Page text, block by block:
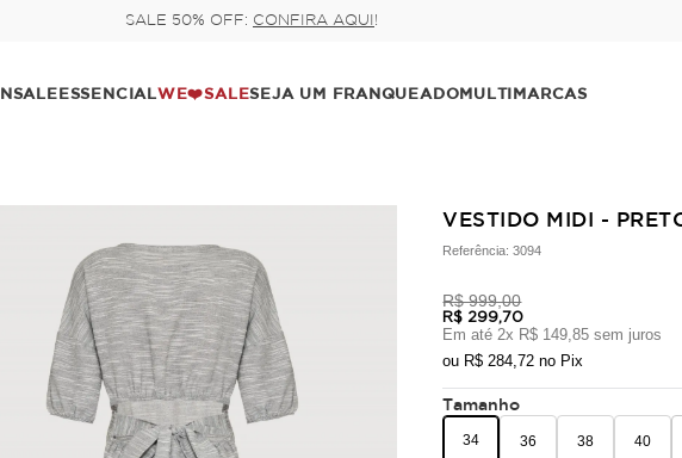
Pague no pix com 5% de desconto, ou
SALE ESSENCIALWE❤️SALESEJA UM FRANQUEADO MULTIMARCAS
VESTIDO MIDI -
Referência:3094
R$ 999,00
R$ 299,70
Em até2x R$ 149,85 sem juros
ou R$ 284,72 no Pix
Tamanho
34 36 38 40